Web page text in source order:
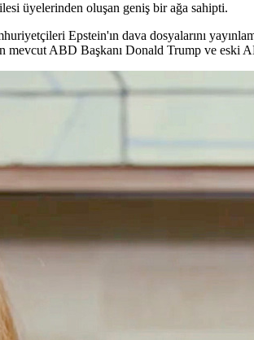
üyelerinden oluşan geniş bir ağa sahipti.
Epstein'ın dava dosyalarını
mevcut ABD Başkanı Donald Trump ve eski